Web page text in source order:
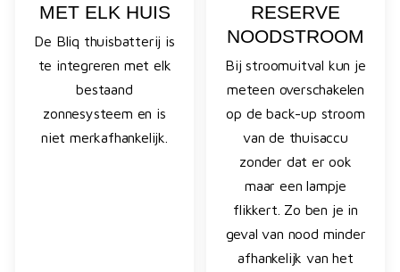
MET ELK HUIS
De Bliq thuisbatterij is
te integreren met elk
bestaand
zonnesysteem en is
niet merkafhankelijk.
RESERVE
NOODSTROOM
Bij stroomuitval kun je
meteen overschakelen
op de back-up stroom
van de thuisaccu
zonder dat er ook
maar een lampje
flikkert. Zo ben je in
geval van nood minder
afhankelijk van het